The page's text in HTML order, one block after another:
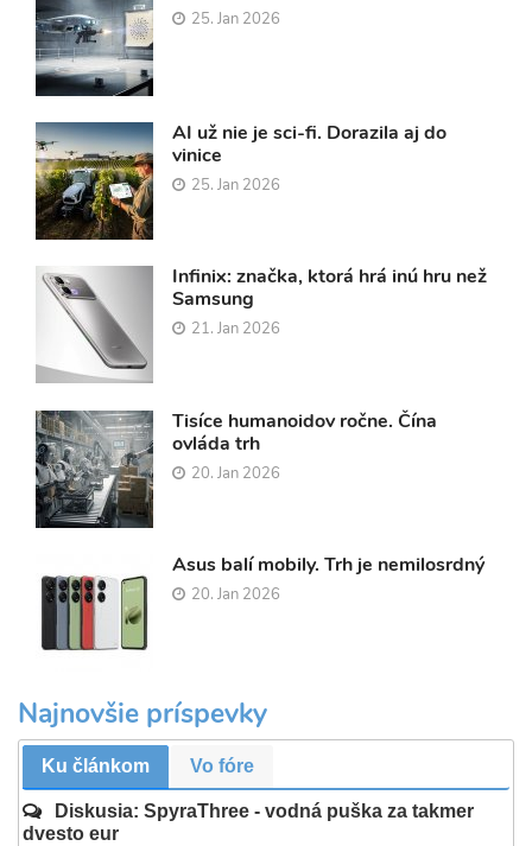
25. Jan 2026
AI už nie je sci-fi. Dorazila aj do
vinice
25. Jan 2026
Infinix: značka, ktorá hrá inú hru než
Samsung
21. Jan 2026
Tisíce humanoidov ročne. Čína
ovláda trh
20. Jan 2026
Asus balí mobily. Trh je nemilosrdný
20. Jan 2026
Najnovšie príspevky
Ku článkom Vo fóre
Diskusia: SpyraThree - vodná puška za takmer
dvesto eur